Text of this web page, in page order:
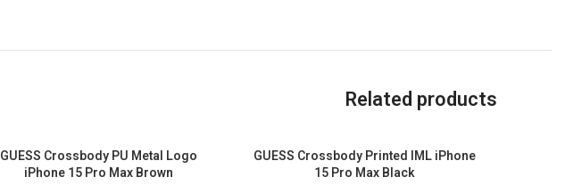
Related products
GUESS Crossbody Printed IML iPhone
15 Pro Max Black
GUESS Crossbody PU Metal Logo
iPhone 15 Pro Max Brown